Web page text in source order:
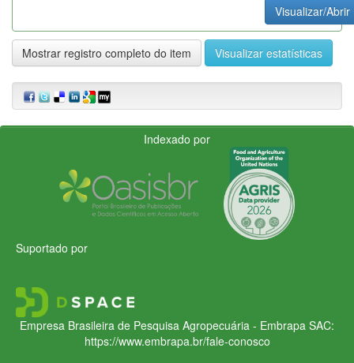
Visualizar/Abrir
Mostrar registro completo do item Visualizar estatísticas
Indexado por
Suportado por
Empresa Brasileira de Pesquisa Agropecuária - Embrapa SAC:
https://www.embrapa.br/fale-conosco